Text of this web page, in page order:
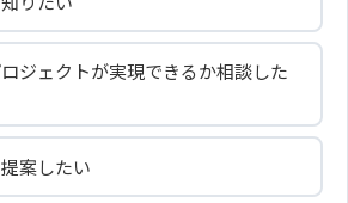
ジェクトが実現できるか相談した
案したい